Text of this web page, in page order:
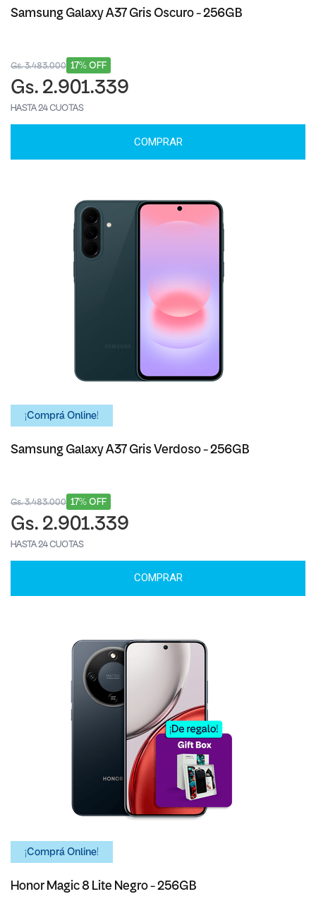
Samsung Galaxy A37 Gris Oscuro - 256GB
17% OFF
Gs. 3.483.000
Gs. 2.901.339
HASTA 24 CUOTAS
COMPRAR
¡Comprá Online!
Samsung Galaxy A37 Gris Verdoso - 256GB
17% OFF
Gs. 3.483.000
Gs. 2.901.339
HASTA 24 CUOTAS
COMPRAR
¡Comprá Online!
Honor Magic 8 Lite Negro - 256GB